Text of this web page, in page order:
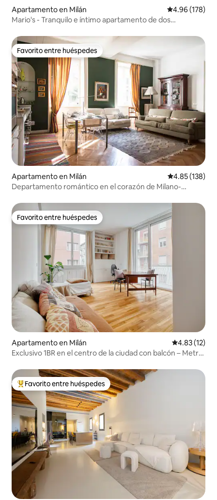
Apartamento en Milán Calificación
4.96 (178)
Mario's - Tranquilo e íntimo apartamento de dos
Favorito entre huéspedes
Favorito entre huéspedes
Apartamento en Milán Calificación
4.85 (138)
Departamento romántico en el corazón de Milano-
Favorito entre huéspedes
Favorito entre huéspedes
Apartamento en Milán Calificación
4.83 (12)
Exclusivo 1BR en el centro de la ciudad con balcón – Metro
Favorito entre huéspedes preferido
Favorito entre huéspedes